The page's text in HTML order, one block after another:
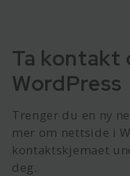
Ta kontakt
WordPress
Trenger du en ny
mer om nettside i
kontaktskjemaet
deg.